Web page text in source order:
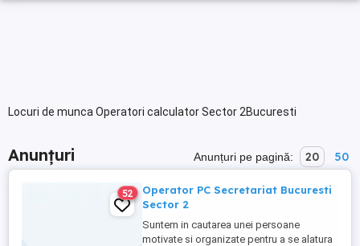
Locuri de munca Operatori calculator Sector 2Bucuresti
Anunțuri Anunțuri pe pagină: 20 50
52
Operator PC Secretariat Bucuresti
Sector 2
Suntem in cautarea unei persoane
motivate si organizate pentru a se alatura